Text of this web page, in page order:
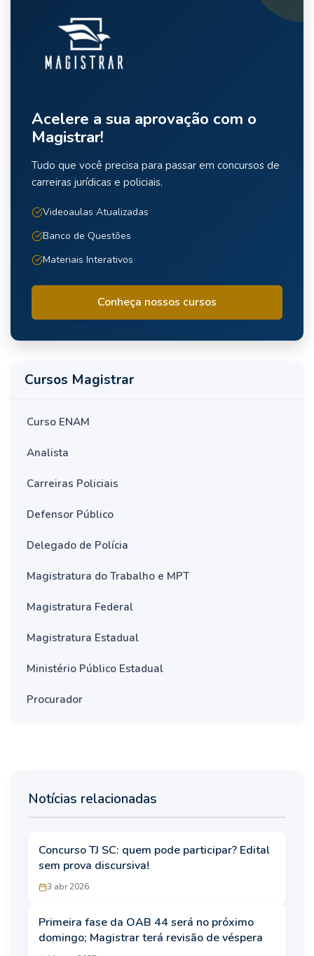
Acelere a sua aprovação com o
Magistrar!
Tudo que você precisa para passar em concursos de
carreiras jurídicas e policiais.
Videoaulas Atualizadas
Banco de Questões
Materiais Interativos
Conheça nossos cursos
Cursos Magistrar
Curso ENAM
Analista
Carreiras Policiais
Defensor Público
Delegado de Polícia
Magistratura do Trabalho e MPT
Magistratura Federal
Magistratura Estadual
Ministério Público Estadual
Procurador
Notícias relacionadas
Concurso TJ SC: quem pode participar? Edital
sem prova discursiva!
3 abr 2026
Primeira fase da OAB 44 será no próximo
domingo; Magistrar terá revisão de véspera